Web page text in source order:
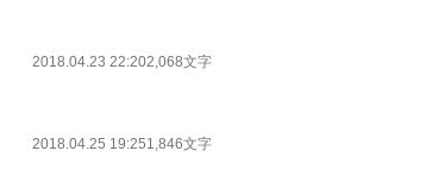
2018.04.23 22:202,068文字
2018.04.25 19:251,846文字